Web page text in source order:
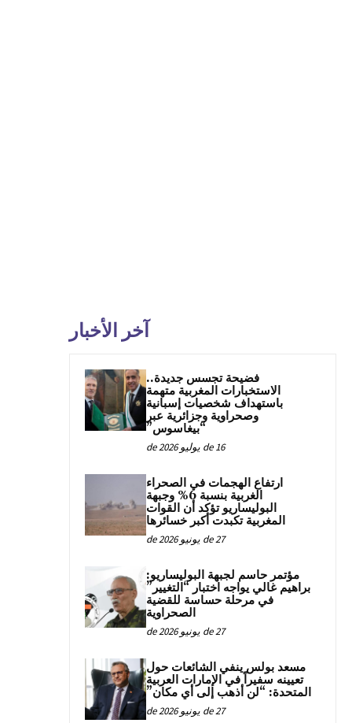
آخر الأخبار
فضيحة تجسس جديدة..
الاستخبارات المغربية متهمة
باستهداف شخصيات إسبانية
وصحراوية وجزائرية عبر
“بيغاسوس”
16 de يوليو de 2026
ارتفاع الهجمات في الصحراء
الغربية بنسبة 6% وجبهة
البوليساريو تؤكد أن القوات
المغربية تكبدت أكبر خسائرها
27 de يونيو de 2026
مؤتمر حاسم لجبهة البوليساريو:
براهيم غالي يواجه اختبار “التغيير”
في مرحلة حساسة للقضية
الصحراوية
27 de يونيو de 2026
مسعد بولس ينفي الشائعات حول
تعيينه سفيراً في الإمارات العربية
المتحدة: “لن أذهب إلى أي مكان”
27 de يونيو de 2026